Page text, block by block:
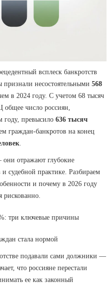
всплеск банкротств
несостоятельными 568
в 2024 году. С учетом 68 тысяч
общее число россиян,
году, превысило 636 тысяч
граждан-банкротов на конец
.
отражают глубокие
судебной практике. Разбираем
и почему в 2026 году
рискованно.
три ключевые причины
стала нормой
подавали сами должники —
что россияне перестали
ее как законный